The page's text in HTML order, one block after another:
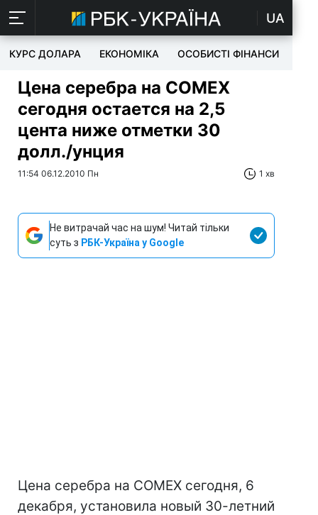
UA
КУРС ДОЛАРА ЕКОНОМІКА ОСОБИСТІ ФІНАНСИ
Цена серебра на COMEX
сегодня остается на 2,5
цента ниже отметки 30
долл./унция
11:54 06.12.2010 Пн 1 хв
Не витрачай час на шум! Читай тільки
суть з РБК-Україна у Google
Цена серебра на COMEX сегодня, 6
декабря, установила новый 30-летний